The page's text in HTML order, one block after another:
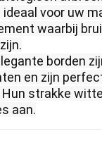
voor uw
waarbij
borden
en zijn
strakke
aan.